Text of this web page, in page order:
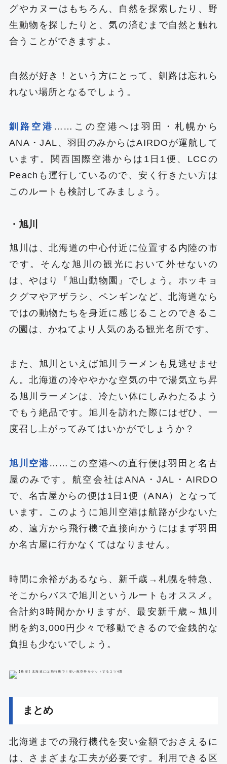
グやカヌーはもちろん、自然を探索したり、野
生動物を探したりと、気の済むまで自然と触れ
合うことができますよ。
自然が好き！という方にとって、釧路は忘れら
れない場所となるでしょう。
釧路空港 ……この空港へは羽田・札幌から
ANA・JAL、羽田のみからはAIRDOが運航して
います。関西国際空港からは1日1便、LCCの
Peachも運行しているので、安く行きたい方は
このルートも検討してみましょう。
・旭川
旭川は、北海道の中心付近に位置する内陸の市
です。そんな旭川の観光において外せないの
は、やはり『旭山動物園』でしょう。ホッキョ
クグマやアザラシ、ペンギンなど、北海道なら
ではの動物たちを身近に感じることのできるこ
の園は、かねてより人気のある観光名所です。
また、旭川といえば旭川ラーメンも見逃せませ
ん。北海道の冷ややかな空気の中で湯気立ち昇
る旭川ラーメンは、冷たい体にしみわたるよう
でもう絶品です。旭川を訪れた際にはぜひ、一
度召し上がってみてはいかがでしょうか？
旭川空港 ……この空港への直行便は羽田と名古
屋のみです。航空会社はANA・JAL・AIRDO
で、名古屋からの便は1日1便（ANA）となって
います。このように旭川空港は航路が少ないた
め、遠方から飛行機で直接向かうにはまず羽田
か名古屋に行かなくてはなりません。
時間に余裕があるなら、新千歳→札幌を特急、
そこからバスで旭川というルートもオススメ。
合計約3時間かかりますが、最安新千歳～旭川
間を約3,000円少々で移動できるので金銭的な
負担も少ないでしょう。
まとめ
北海道までの飛行機代を安い金額でおさえるに
は、さまざまな工夫が必要です。利用できる区